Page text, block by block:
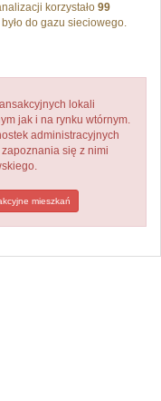
korzystało 99
do gazu sieciowego.
lokali
jak i na rynku wtórnym.
administracyjnych
się z nimi
mieszkań